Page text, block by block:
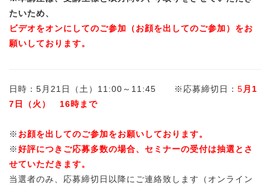
たいため、
ビデオをオンにしてのご参加（お顔を出してのご参加）をお
願いしております。
日時：5月21日（土）11:00～11:45 ※応募締切日： 5 月1
7日（火） 16時まで
※ お顔を出してのご参加をお願いしております。
※好評につきご応募多数の場合、セミナーの受付は抽選とさ
せていただきます。
当選者のみ、応募締切日以降にご連絡致します（オンライン